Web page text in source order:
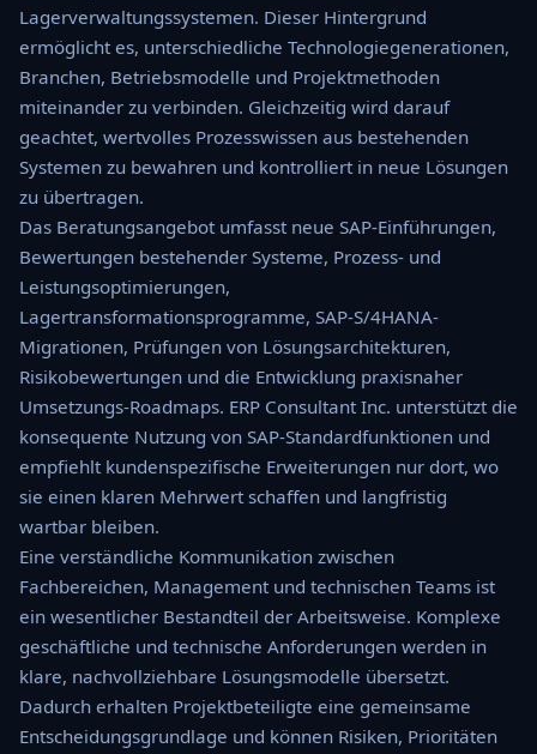
Lagerverwaltungssystemen. Dieser Hintergrund
ermöglicht es, unterschiedliche Technologiegenerationen,
Branchen, Betriebsmodelle und Projektmethoden
miteinander zu verbinden. Gleichzeitig wird darauf
geachtet, wertvolles Prozesswissen aus bestehenden
Systemen zu bewahren und kontrolliert in neue Lösungen
zu übertragen.
Das Beratungsangebot umfasst neue SAP-Einführungen,
Bewertungen bestehender Systeme, Prozess- und
Leistungsoptimierungen,
Lagertransformationsprogramme, SAP-S/4HANA-
Migrationen, Prüfungen von Lösungsarchitekturen,
Risikobewertungen und die Entwicklung praxisnaher
Umsetzungs-Roadmaps. ERP Consultant Inc. unterstützt die
konsequente Nutzung von SAP-Standardfunktionen und
empfiehlt kundenspezifische Erweiterungen nur dort, wo
sie einen klaren Mehrwert schaffen und langfristig
wartbar bleiben.
Eine verständliche Kommunikation zwischen
Fachbereichen, Management und technischen Teams ist
ein wesentlicher Bestandteil der Arbeitsweise. Komplexe
geschäftliche und technische Anforderungen werden in
klare, nachvollziehbare Lösungsmodelle übersetzt.
Dadurch erhalten Projektbeteiligte eine gemeinsame
Entscheidungsgrundlage und können Risiken, Prioritäten